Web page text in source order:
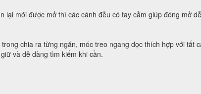
lại mới được mở thì các cánh đều có tay cầm giúp đóng mở
chia ra từng ngăn, móc treo ngang dọc thích hợp với tất
và dễ dàng tìm kiếm khi cần.